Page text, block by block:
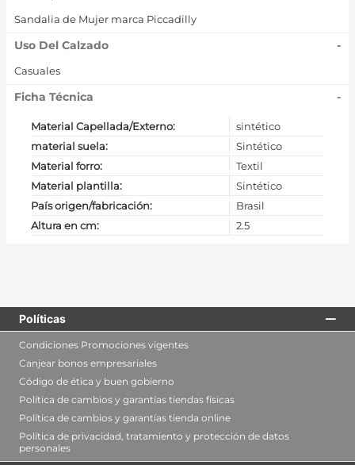
Sandalia de Mujer marca Piccadilly
Uso Del Calzado -
Casuales
Ficha Técnica -
Material Capellada/Externo:
sintético
material suela:
Sintético
Material forro:
Textil
Material plantilla:
Sintético
País origen/fabricación:
Brasil
Altura en cm: 2.5
Políticas
Condiciones Promociones vigentes
Canjear bonos empresariales
Código de ética y buen gobierno
Política de cambios y garantías tiendas físicas
Política de cambios y garantías tienda online
Política de privacidad, tratamiento y protección de datos
personales